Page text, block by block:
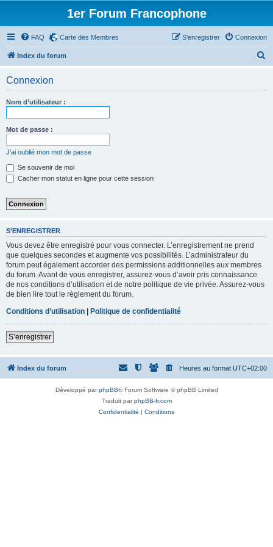
1er Forum Francophone
FAQ Carte des Membres Connexion
S’enregistrer
Index du forum
Connexion
Nom d’utilisateur :
Mot de passe :
J’ai oublié mon mot de passe
Se souvenir de moi
Cacher mon statut en ligne pour cette session
S’ENREGISTRER
Vous devez être enregistré pour vous connecter. L’enregistrement ne prend
que quelques secondes et augmente vos possibilités. L’administrateur du
forum peut également accorder des permissions additionnelles aux membres
du forum. Avant de vous enregistrer, assurez-vous d’avoir pris connaissance
de nos conditions d’utilisation et de notre politique de vie privée. Assurez-vous
de bien lire tout le règlement du forum.
Conditions d’utilisation | Politique de confidentialité
S’enregistrer
Index du forum Heures au format UTC+02:00
Développé parphpBB® Forum Software © phpBB Limited
Traduit parphpBB-fr.com
Confidentialité | Conditions